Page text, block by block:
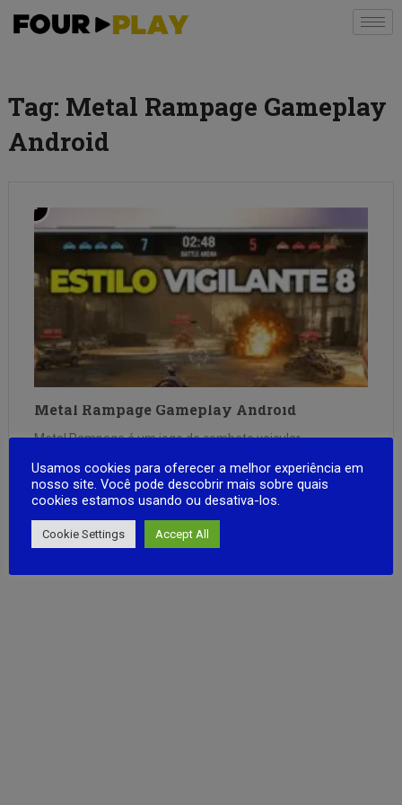
Tag: Metal Rampage Gameplay
Android
Metal Rampage Gameplay Android
Metal Rampage é um jogo de combate veicular
ação, que coloca você ao volante de uma máquina
fortemente armada. Participe de batalhas caóticas de 5
minutos, frente a frente, onde cada segundo conta. Seja
na hora do almoço …
FULL ARTICLE
Usamos cookies para oferecer a melhor experiência em
nosso site. Você pode descobrir mais sobre quais
cookies estamos usando ou desativa-los.
Cookie Settings Accept All